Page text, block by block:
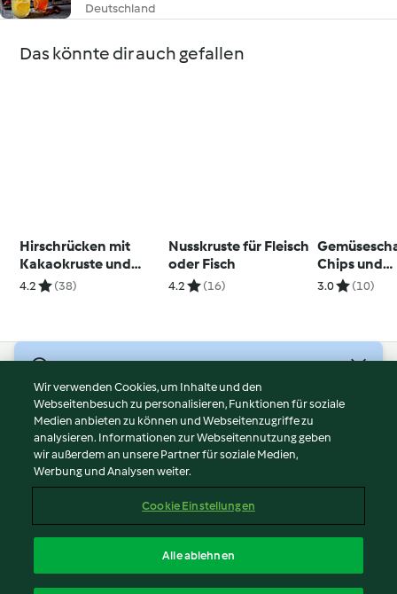
Deutschland
Das könnte dir auch gefallen
Hirschrücken mit
Kakaokruste und
Schokoladen-
4.2 (38)
Nusskruste für Fleisch
oder Fisch
4.2 (16)
Chips und
3.0 (10)
Nutzungsbedingungen
Datenschutzrichtlinien
Disclaimer
Impressum
Inhalt melden
Erklärung zur Barrierefreiheit
Wir verwenden Cookies, um Inhalte und den
Webseitenbesuch zu personalisieren, Funktionen für soziale
Medien anbieten zu können und Webseitenzugriffe zu
analysieren. Informationen zur Webseitennutzung geben
wir außerdem an unsere Partner für soziale Medien,
Werbung und Analysen weiter.
Cookie Einstellungen
Alle ablehnen